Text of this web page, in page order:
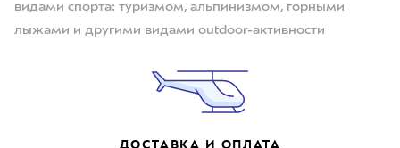
видами спорта: туризмом, альпинизмом, горными
лыжами и другими видами outdoor-активности
ДОСТАВКА И ОПЛАТА